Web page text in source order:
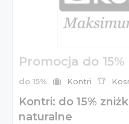
Promocja do 15%
do 15% Kontri
Kontri: do 15%
naturalne